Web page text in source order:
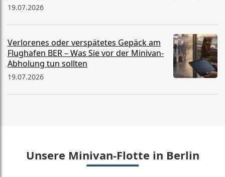
19.07.2026
Verlorenes oder verspätetes Gepäck am
Flughafen BER – Was Sie vor der Minivan-
Abholung tun sollten
19.07.2026
Unsere Minivan-Flotte in Berlin